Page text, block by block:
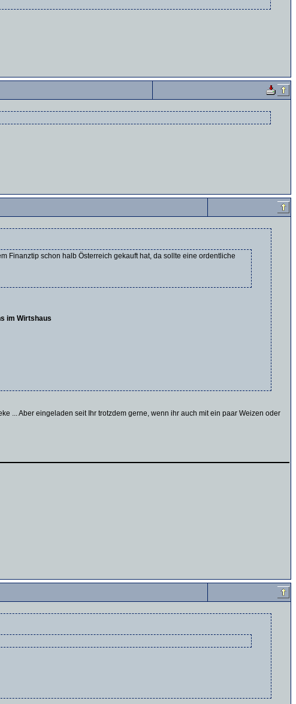
Finanztip schon halb Österreich gekauft hat, da sollte eine ordentliche
im Wirtshaus
... Aber eingeladen seit Ihr trotzdem gerne, wenn ihr auch mit ein paar Weizen oder